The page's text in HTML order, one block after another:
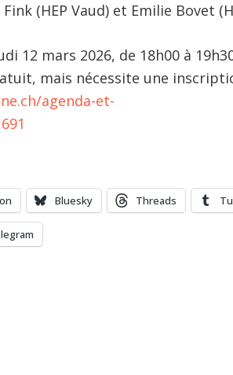
(HEP Vaud) et Emilie Bovet
12 mars 2026, de 18h00 à
mais nécessite une
agenda-et-
Bluesky Threads